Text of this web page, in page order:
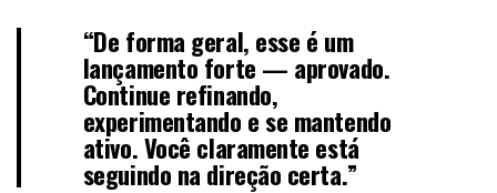
“De forma geral, esse é um
lançamento forte — aprovado.
Continue refinando,
experimentando e se mantendo
ativo. Você claramente está
seguindo na direção certa.”